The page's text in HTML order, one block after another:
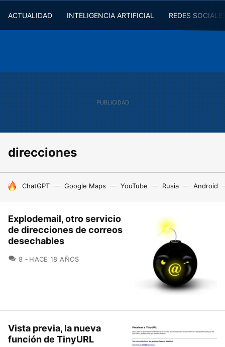
ACTUALIDAD INTELIGENCIA ARTIFICIAL REDES
direcciones
HOY SE HABLA DE
ChatGPT Google Maps YouTube Rusia Android
Explodemail, otro servicio
de direcciones de correos
desechables
8 COMENTARIOS
HACE 18 AÑOS
Vista previa, la nueva
función de TinyURL